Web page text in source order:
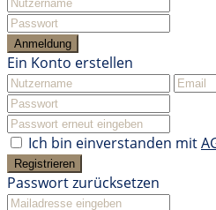
Anmeldung
Ein Konto erstellen
Ich bin einverstanden mit
Registrieren
Passwort zurücksetzen